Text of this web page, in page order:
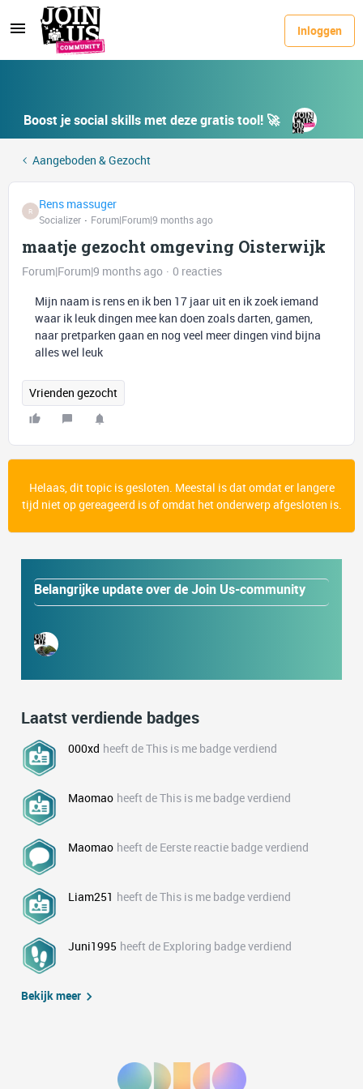
Inloggen
Boost je social skills met deze gratis tool! 🚀
Aangeboden & Gezocht
R Rens massuger
Socializer Forum|Forum|9 months ago
maatje gezocht omgeving Oisterwijk
Forum|Forum|9 months ago
0 reacties
Mijn naam is rens en ik ben 17 jaar uit en ik zoek iemand
waar ik leuk dingen mee kan doen zoals darten, gamen,
naar pretparken gaan en nog veel meer dingen vind bijna
alles wel leuk
Vrienden gezocht
Helaas, dit topic is gesloten. Meestal is dat omdat er langere
tijd niet op gereageerd is of omdat het onderwerp afgesloten is.
Belangrijke update over de Join Us-community
Laatst verdiende badges
000xd heeft de This is me badge verdiend
Maomao heeft de This is me badge verdiend
Maomao heeft de Eerste reactie badge verdiend
Liam251 heeft de This is me badge verdiend
Juni1995 heeft de Exploring badge verdiend
Bekijk meer